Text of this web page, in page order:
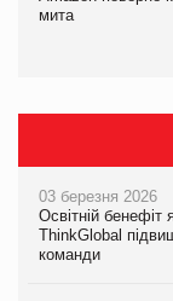
мита
Сергій Лісунов
інтелекту
03 березня 2026
Освітній бенефіт
ThinkGlobal
команди